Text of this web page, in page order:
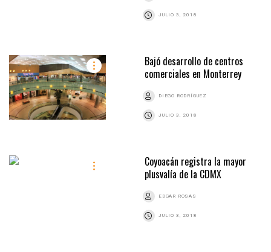
JULIO 3, 2018
Bajó desarrollo de centros
comerciales en Monterrey
DIEGO RODRÍGUEZ
JULIO 3, 2018
Coyoacán registra la mayor
plusvalía de la CDMX
EDGAR ROSAS
JULIO 3, 2018